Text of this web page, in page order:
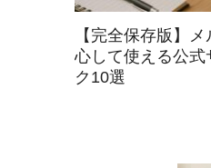
【完全保存版】
心して使える公
ク10選